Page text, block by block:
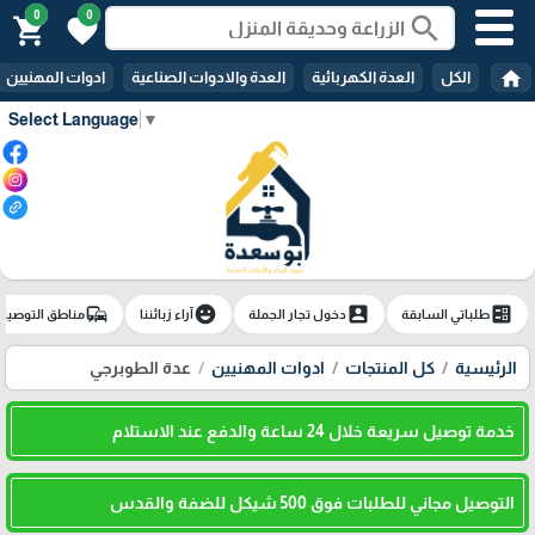
Select Language ▼
search
0
favorite
0
shopping_cart
home الكل العدة الكهربائية العدة والادوات الصناعية ادوات المهنيين
ballotطلباتي السابقة account_boxدخول تجار الجملة emoji_emotionsآراء زبائننا commuteمناطق
الرئيسية كل المنتجات ادوات المهنيين عدة الطوبرجي
خدمة توصيل سريعة خلال 24 ساعة والدفع عند الاستلام
التوصيل مجاني للطلبات فوق 500 شيكل للضفة والقدس